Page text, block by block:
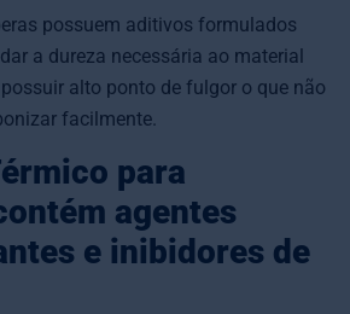
possuem aditivos formulados
a dureza necessária ao material
alto ponto de fulgor o que não
facilmente.
para
agentes
e inibidores de